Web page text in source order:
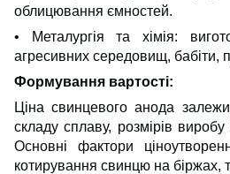
облицювання ємностей.
• Металургія та хімія:
агресивних середовищ, бабіти,
Формування вартості:
Ціна свинцевого анода
складу сплаву, розмірів виробу
Основні фактори
котирування свинцю на біржах,